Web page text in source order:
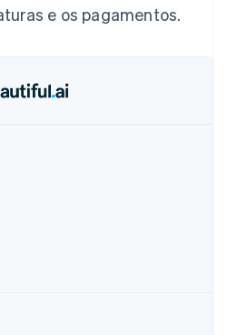
construindo a infraestrutura
Marketplace
e os pagamentos.